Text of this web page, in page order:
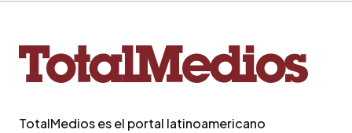
TotalMedios es el portal latinoamericano